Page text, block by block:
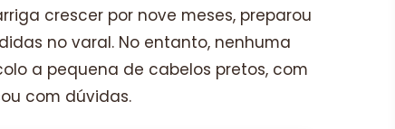
crescer por nove meses, preparou
no varal. No entanto, nenhuma
a pequena de cabelos pretos, com
com dúvidas.